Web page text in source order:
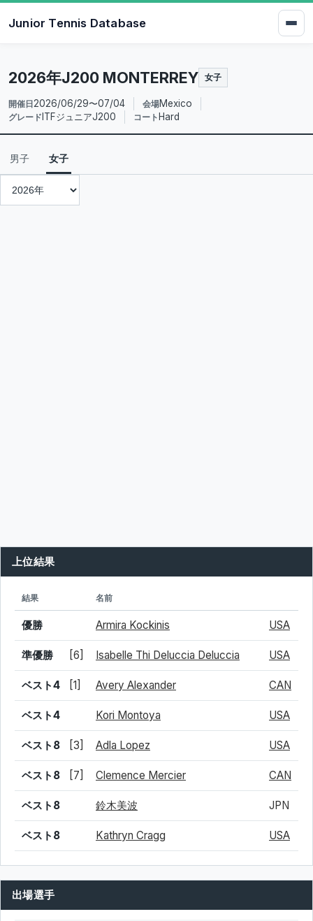
Junior Tennis Database
2026年J200 MONTERREY 女子
開催日 2026/06/29〜07/04 会場Mexico
グレード ITFジュニアJ200 コート Hard
男子 女子
上位結果
結果 名前
優勝 Armira Kockinis USA
準優勝 [6] Isabelle Thi Deluccia Deluccia USA
ベスト4 [1] Avery Alexander CAN
ベスト4 Kori Montoya USA
ベスト8 [3] Adla Lopez USA
ベスト8 [7] Clemence Mercier CAN
ベスト8 鈴木美波 JPN
ベスト8 Kathryn Cragg USA
出場選手